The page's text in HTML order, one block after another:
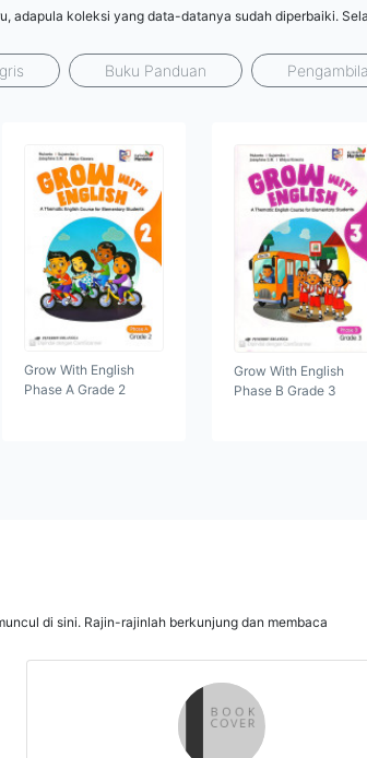
adapula koleksi yang data-datanya sudah diperbaiki.
Buku Panduan
Grow With English
Phase A Grade 2
Grow With English
Phase B Grade 3
di sini. Rajin-rajinlah berkunjung dan membaca